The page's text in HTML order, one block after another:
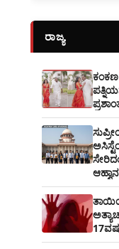
ರಾಜ್ಯ
ಆಹ್ವಾನ